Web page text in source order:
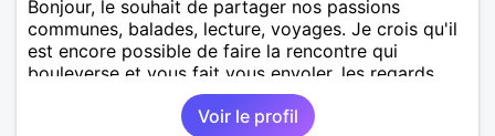
Bonjour, le souhait de partager nos passions
communes, balades, lecture, voyages. Je crois qu'il
est encore possible de faire la rencontre qui
bouleverse et vous fait vous envoler, les regards
complices, les mots et les silences qui apaisent,
Alors si comme moi tu as la même vision, parlons-
Voir le profil